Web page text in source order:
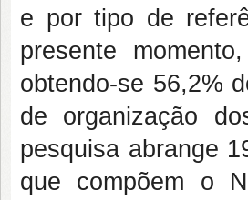
e por tipo de
presente
obtendo-se 56,2%
de organização
pesquisa abrange
que compõem o